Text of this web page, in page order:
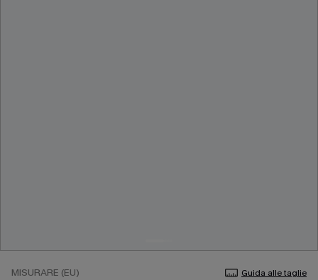
MISURARE (EU) Guida alle taglie